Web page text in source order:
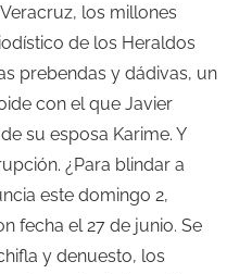
los millones
de los Heraldos
prebendas y dádivas, un
con el que Javier
su esposa Karime. Y
¿Para blindar a
este domingo 2,
fecha el 27 de junio. Se
y denuesto, los